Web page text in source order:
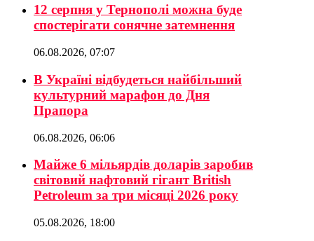
12 серпня у Тернополі можна буде
спостерігати сонячне затемнення
06.08.2026, 07:07
В Україні відбудеться найбільший
культурний марафон до Дня
Прапора
06.08.2026, 06:06
Майже 6 мільярдів доларів заробив
світовий нафтовий гігант British
Petroleum за три місяці 2026 року
05.08.2026, 18:00